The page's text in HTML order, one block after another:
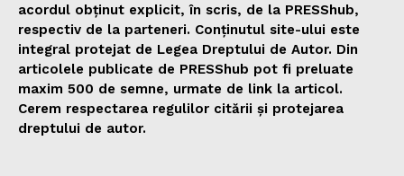
acordul obținut explicit, în scris, de la PRESShub,
respectiv de la parteneri. Conținutul site-ului este
integral protejat de Legea Dreptului de Autor. Din
articolele publicate de PRESShub pot fi preluate
maxim 500 de semne, urmate de link la articol.
Cerem respectarea regulilor citării și protejarea
dreptului de autor.